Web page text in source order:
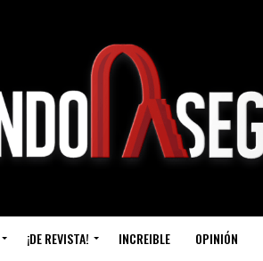
¡DE REVISTA! INCREIBLE OPINIÓN